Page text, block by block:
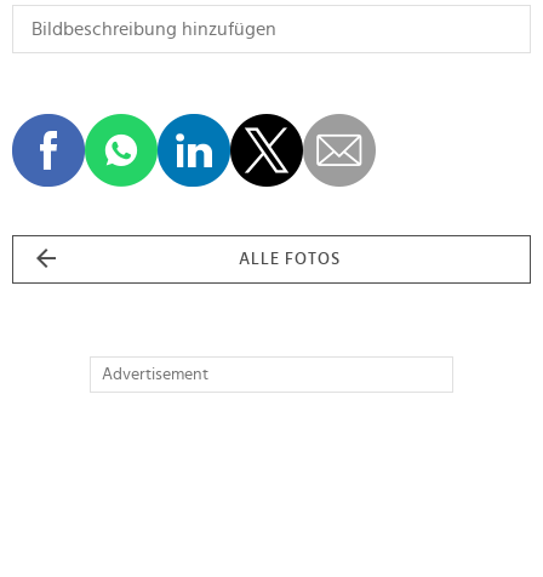
ALLE FOTOS
Advertisement